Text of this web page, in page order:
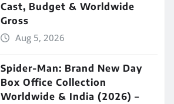
Cast, Budget & Worldwide
Gross
Aug 5, 2026
Spider-Man: Brand New Day
Box Office Collection
Worldwide & India (2026) –